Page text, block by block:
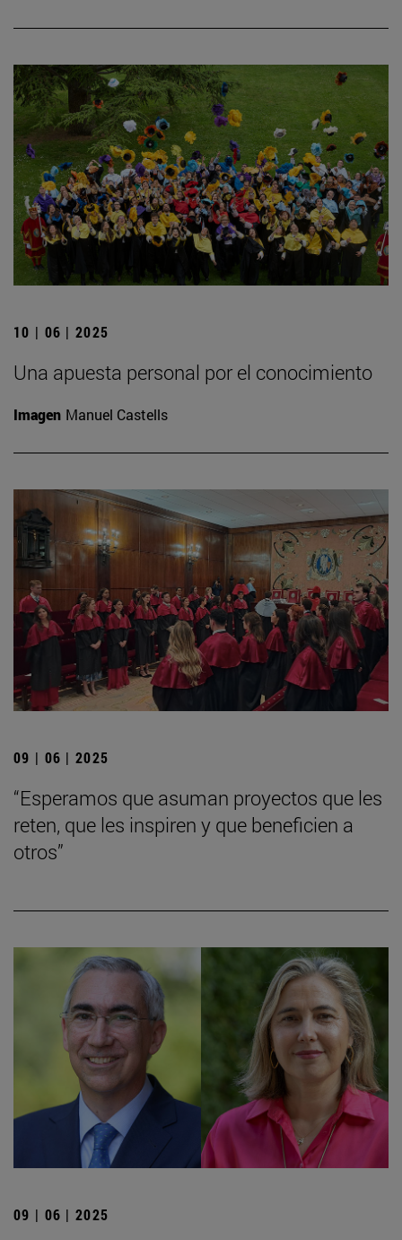
10 | 06 | 2025
Una apuesta personal por el conocimiento
Imagen Manuel Castells
09 | 06 | 2025
“Esperamos que asuman proyectos que les
reten, que les inspiren y que beneficien a
otros”
09 | 06 | 2025